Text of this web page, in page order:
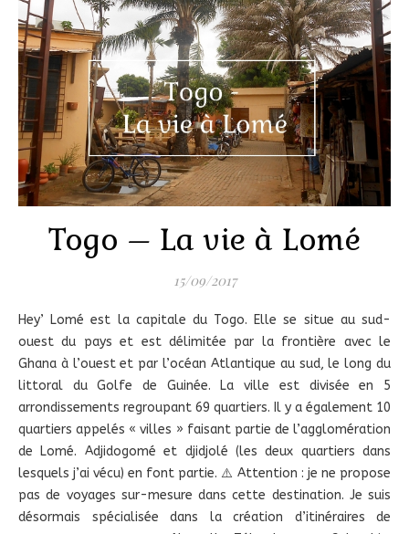
Togo – La vie à Lomé
15/09/2017
Hey’ Lomé est la capitale du Togo. Elle se situe au sud-
ouest du pays et est délimitée par la frontière avec le
Ghana à l’ouest et par l’océan Atlantique au sud, le long du
littoral du Golfe de Guinée. La ville est divisée en 5
arrondissements regroupant 69 quartiers. Il y a également 10
quartiers appelés « villes » faisant partie de l’agglomération
de Lomé. Adjidogomé et djidjolé (les deux quartiers dans
lesquels j’ai vécu) en font partie. ⚠️ Attention : je ne propose
pas de voyages sur-mesure dans cette destination. Je suis
désormais spécialisée dans la création d’itinéraires de